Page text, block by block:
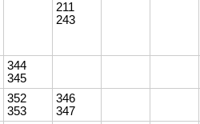
211
243
344
345
352
353
346
347